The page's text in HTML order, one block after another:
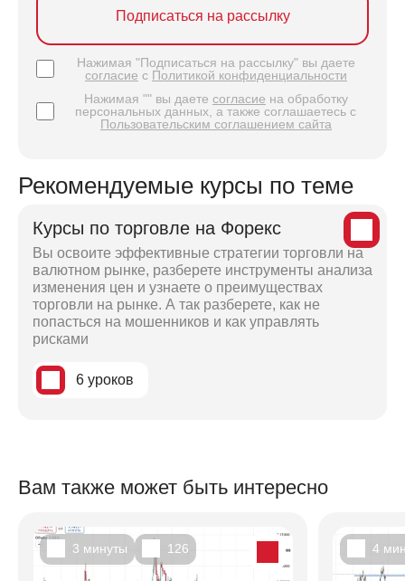
Подписаться на рассылку
Нажимая "Подписаться на рассылку" вы даете
согласие с Политикой конфиденциальности
Нажимая "" вы даете согласие на обработку
персональных данных, а также соглашаетесь с
Пользовательским соглашением сайта
Рекомендуемые курсы по теме
Курсы по торговле на Форекс
Вы освоите эффективные стратегии торговли на
валютном рынке, разберете инструменты анализа
изменения цен и узнаете о преимуществах
торговли на рынке. А так разберете, как не
попасться на мошенников и как управлять
рисками
6 уроков
Вам также может быть интересно
3 минуты 126 4